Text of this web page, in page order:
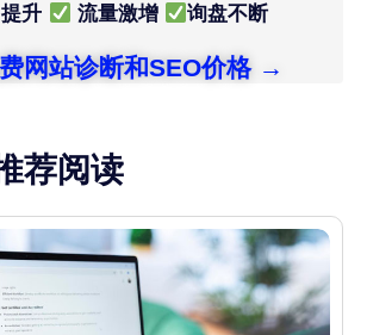
升
流量激增 询盘不断
网站诊断和SEO价格 →
荐阅读